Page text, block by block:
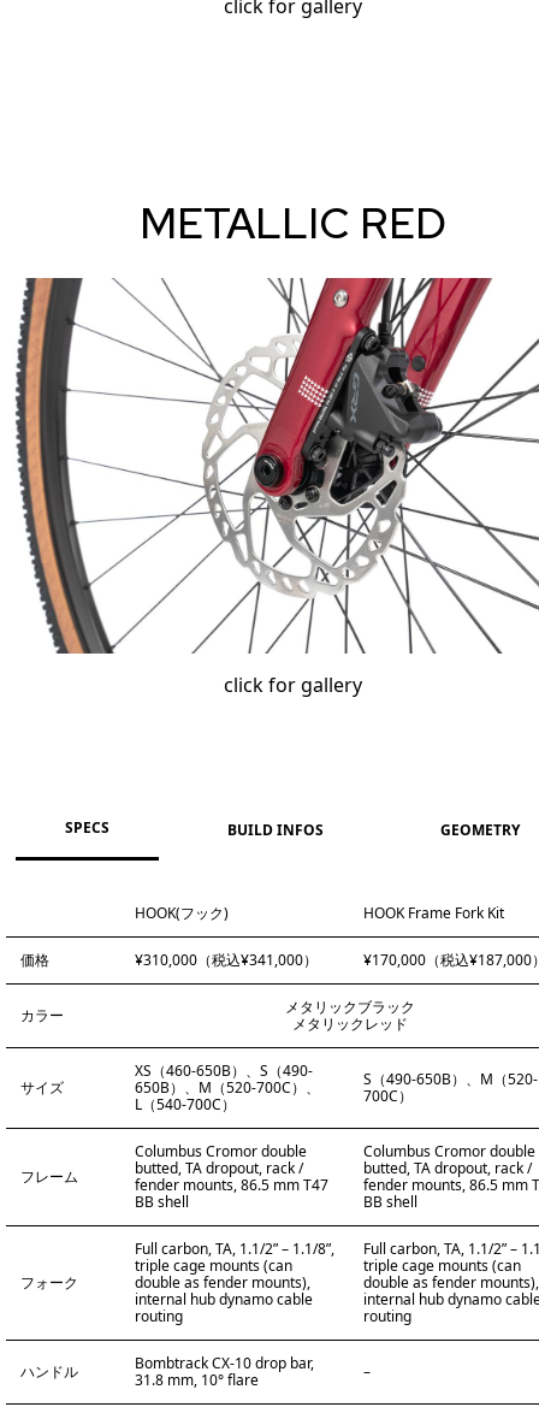
click for gallery
METALLIC RED
click for gallery
SPECS BUILD INFOS GEOMETRY
HOOK(フック) HOOK Frame Fork Kit
価格 ¥310,000（税込¥341,000） ¥170,000（税込¥187,000
カラー
メタリックブラック
メタリックレッド
サイズ
XS（460-650B）、S（490-
650B）、M（520-700C）、
L（540-700C）
S（490-650B）、M（520-
700C）
フレーム
Columbus Cromor double
butted, TA dropout, rack /
fender mounts, 86.5 mm T47
BB shell
Columbus Cromor double
butted, TA dropout, rack /
fender mounts, 86.5 mm
BB shell
フォーク
Full carbon, TA, 1.1/2” – 1.1/8”,
triple cage mounts (can
double as fender mounts),
internal hub dynamo cable
routing
Full carbon, TA, 1.1/2” –
triple cage mounts (can
double as fender mounts),
internal hub dynamo
routing
ハンドル
Bombtrack CX-10 drop bar,
31.8 mm, 10° flare
–